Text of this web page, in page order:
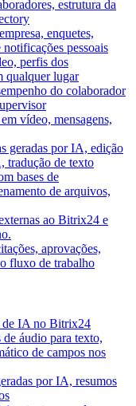
estrutura da
enquetes,
pessoais
perfis dos
qualquer lugar
do colaborador
vídeo, mensagens,
geradas por IA, edição
tradução de texto
bases de
de arquivos,
ao Bitrix24 e
aprovações,
fluxo de trabalho
de IA no Bitrix24
de áudio para texto,
de campos nos
por IA, resumos